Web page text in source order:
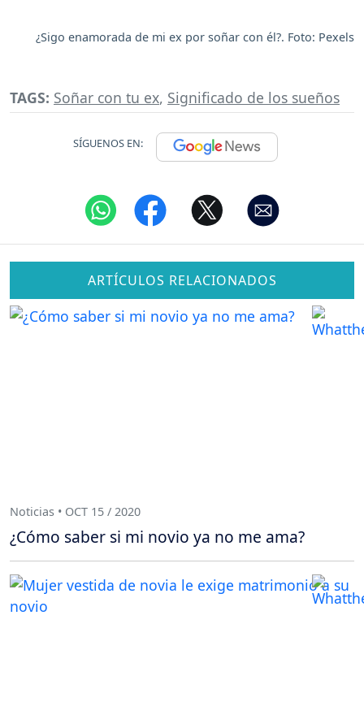
¿Sigo enamorada de mi ex por soñar con él?. Foto: Pexels
TAGS: Soñar con tu ex, Significado de los sueños
SÍGUENOS EN:
ARTÍCULOS RELACIONADOS
Noticias • OCT 15 / 2020
¿Cómo saber si mi novio ya no me ama?